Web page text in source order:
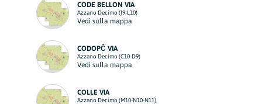
CODE BELLON VIA
Azzano Decimo (I9-L10)
Vedi sulla mappa
CODOPČ VIA
Azzano Decimo (C10-D9)
Vedi sulla mappa
COLLE VIA
Azzano Decimo (M10-N10-N11)